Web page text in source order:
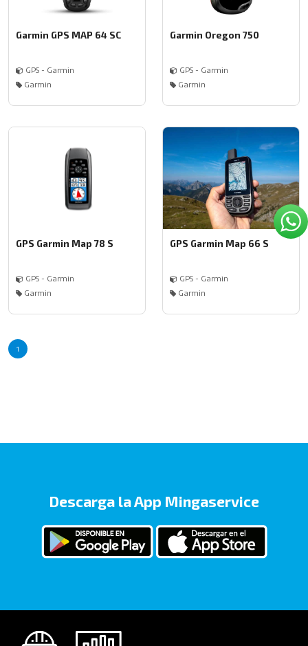
Garmin GPS MAP 64 SC
GPS - Garmin
Garmin
Garmin Oregon 750
GPS - Garmin
Garmin
GPS Garmin Map 78 S
GPS - Garmin
Garmin
GPS Garmin Map 66 S
GPS - Garmin
Garmin
1
Descarga la App Mingaservice